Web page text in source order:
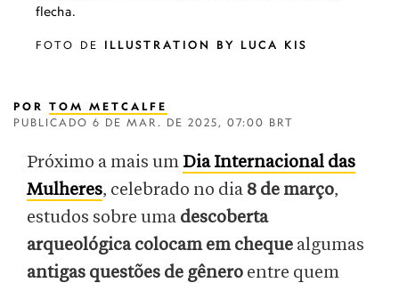
flecha.
FOTO DE ILLUSTRATION BY LUCA KIS
POR TOM METCALFE
PUBLICADO 6 DE MAR. DE 2025, 07:00 BRT
Próximo a mais um Dia Internacional das
Mulheres, celebrado no dia 8 de março,
estudos sobre uma descoberta
arqueológica colocam em cheque algumas
antigas questões de gênero entre quem